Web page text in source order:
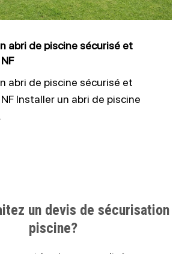
abri de piscine sécurisé et
abri de piscine sécurisé et
Installer un abri de piscine
un devis de sécurisation
piscine?